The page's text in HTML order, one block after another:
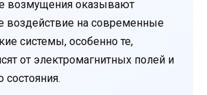
возмущения оказывают
воздействие на современные
системы, особенно те,
от электромагнитных полей и
состояния.